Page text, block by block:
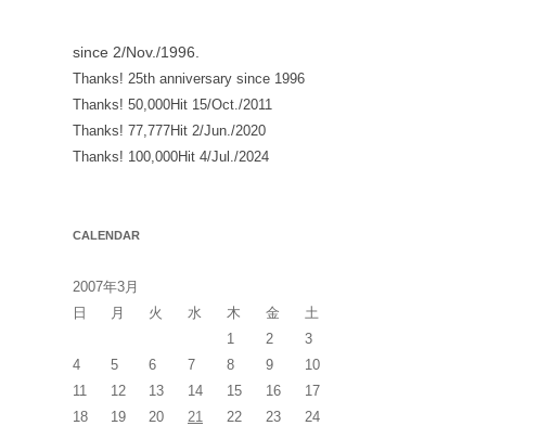
since 2/Nov./1996.
Thanks! 25th anniversary since 1996
Thanks! 50,000Hit 15/Oct./2011
Thanks! 77,777Hit 2/Jun./2020
Thanks! 100,000Hit 4/Jul./2024
CALENDAR
2007年3月
日
月 火 水 木 金
土
1
2
3
4
5 6 7 8 9
10
11
12 13 14 15 16
17
18
19 20 21 22 23
24